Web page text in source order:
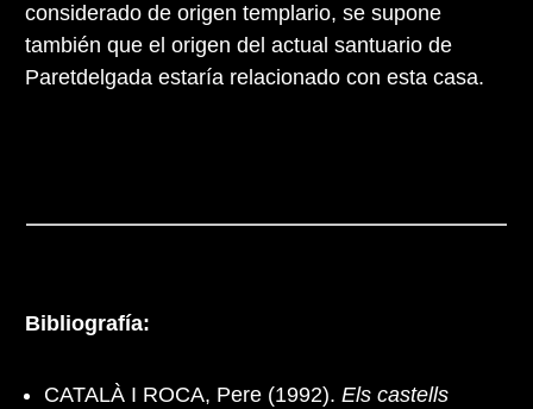
considerado de origen templario, se supone
también que el origen del actual santuario de
Paretdelgada estaría relacionado con esta casa.
Bibliografía:
CATALÀ I ROCA, Pere (1992). Els castells